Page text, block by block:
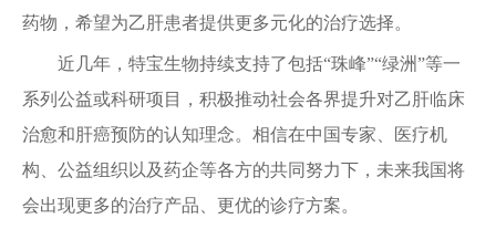
药物，希望为乙肝患者提供更多元化的治疗选择。
近几年，特宝生物持续支持了包括“珠峰”“绿洲”等一
系列公益或科研项目，积极推动社会各界提升对乙肝临床
治愈和肝癌预防的认知理念。相信在中国专家、医疗机
构、公益组织以及药企等各方的共同努力下，未来我国将
会出现更多的治疗产品、更优的诊疗方案。